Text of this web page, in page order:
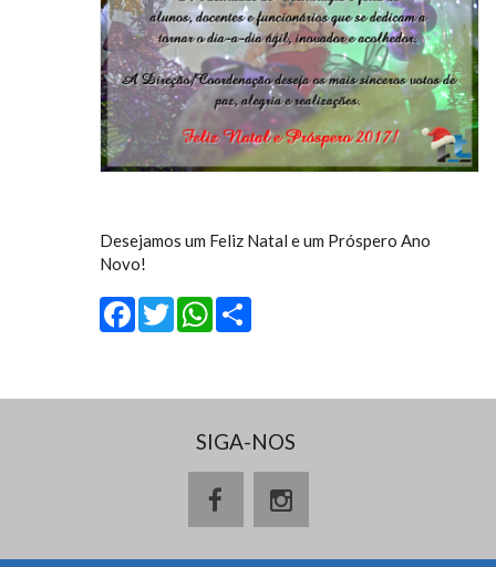
Desejamos um Feliz Natal e um Próspero Ano
Novo!
Facebook
Twitter
WhatsApp
SIGA-NOS